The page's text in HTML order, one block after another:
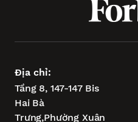
Địa chỉ:
Tầng 8, 147-147 Bis
Hai Bà
Trưng,Phường Xuân